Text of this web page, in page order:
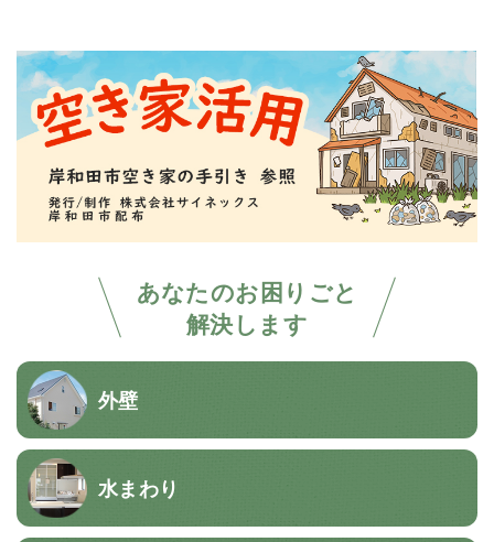
あなたのお困りごと
解決します
外壁
水まわり